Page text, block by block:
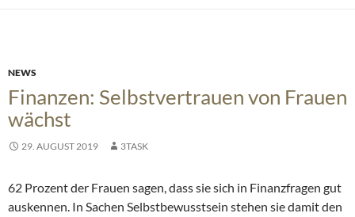
NEWS
Finanzen: Selbstvertrauen von Frauen
wächst
29. AUGUST 2019 3TASK
62 Prozent der Frauen sagen, dass sie sich in Finanzfragen gut
auskennen. In Sachen Selbstbewusstsein stehen sie damit den